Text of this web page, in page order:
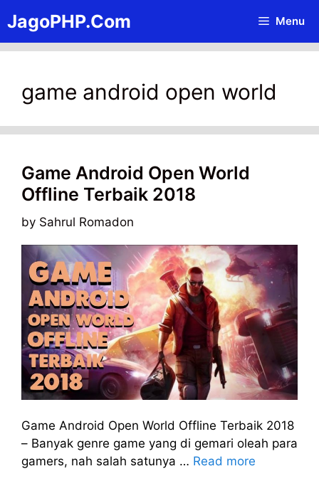
to
content
JagoPHP.Com Menu
game android open world
Game Android Open World
Offline Terbaik 2018
by Sahrul Romadon
Game Android Open World Offline Terbaik 2018
– Banyak genre game yang di gemari oleah para
gamers, nah salah satunya … Read more